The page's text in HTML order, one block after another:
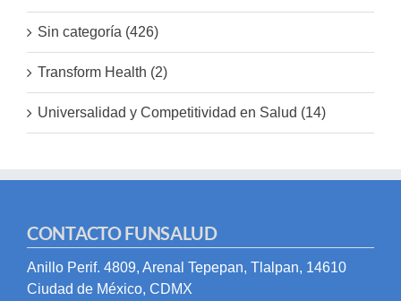
Sin categoría (426)
Transform Health (2)
Universalidad y Competitividad en Salud (14)
CONTACTO FUNSALUD
Anillo Perif. 4809, Arenal Tepepan, Tlalpan, 14610
Ciudad de México, CDMX